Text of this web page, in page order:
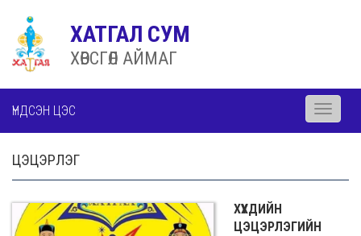
ХАТГАЛ СУМ
ХӨВСГӨЛ АЙМАГ
ҮНДСЭН ЦЭС
Toggle
ЦЭЦЭРЛЭГ
ХҮҮХДИЙН
ЦЭЦЭРЛЭГИЙН